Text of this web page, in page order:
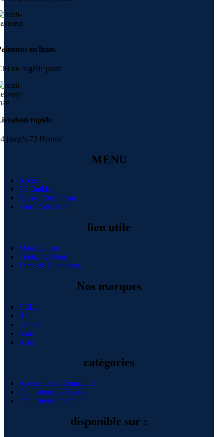
en ligne.
ou Algérie poste
rapide.
jusqu'a 72 Heures
MENU
Accueil
PC Builder
Espace Revendeur
Zone D'occasion
lien utile
Mon Compte
Contactez-Nous
Terms & Conditions
Nos marques
DELL
HP
Lenovo
Asus
Acer
catégories
Accessoires informatique
Ordinateurs de Bureau
Ordinateurs Portable
disponible sur :